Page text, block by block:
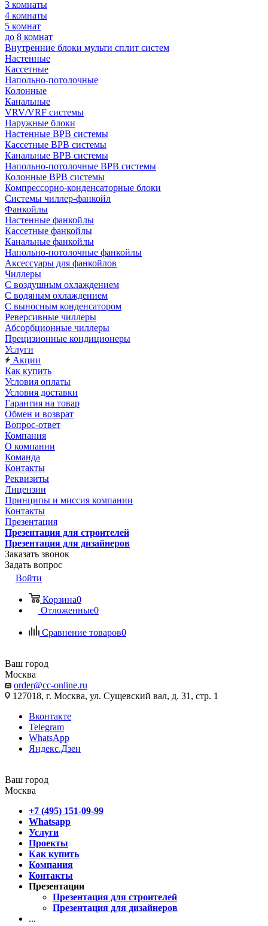
3 комнаты
4 комнаты
5 комнат
до 8 комнат
Внутренние блоки мульти сплит систем
Настенные
Кассетные
Напольно-потолочные
Колонные
Канальные
VRV/VRF системы
Наружные блоки
Настенные ВРВ системы
Кассетные ВРВ системы
Канальные ВРВ системы
Напольно-потолочные ВРВ системы
Колонные ВРВ системы
Компрессорно-конденсаторные блоки
Системы чиллер-фанкойл
Фанкойлы
Настенные фанкойлы
Кассетные фанкойлы
Канальные фанкойлы
Напольно-потолочные фанкойлы
Аксессуары для фанкойлов
Чиллеры
С воздушным охлаждением
С водяным охлаждением
С выносным конденсатором
Реверсивные чиллеры
Абсорбционные чиллеры
Прецизионные кондиционеры
Услуги
Акции
Как купить
Условия оплаты
Условия доставки
Гарантия на товар
Обмен и возврат
Вопрос-ответ
Компания
О компании
Команда
Контакты
Реквизиты
Лицензии
Принципы и миссия компании
Контакты
Презентация
Презентация для строителей
Презентация для дизайнеров
Заказать звонок
Задать вопрос
Войти
Корзина0
Отложенные0
Сравнение товаров0
Ваш город
Москва
order@cc-online.ru
127018, г. Москва, ул. Сущевский вал, д. 31, стр. 1
Вконтакте
Telegram
WhatsApp
Яндекс.Дзен
Ваш город
Москва
+7 (495) 151-09-99
Whatsapp
Услуги
Проекты
Как купить
Компания
Контакты
Презентации
Презентация для строителей
Презентация для дизайнеров
...